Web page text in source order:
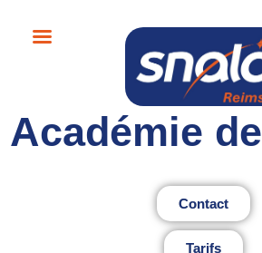
Académie de
Contact
Tarifs